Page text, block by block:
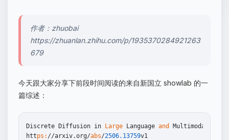
作者：zhuobai
https://zhuanlan.zhihu.com/p/1935370284921263
679
今天跟大家分享下前段时间阅读的来自新国立 showlab 的一
篇综述：
Discrete Diffusion in Large Language and Multimodal
https: //arxiv.org/abs/2506.13759